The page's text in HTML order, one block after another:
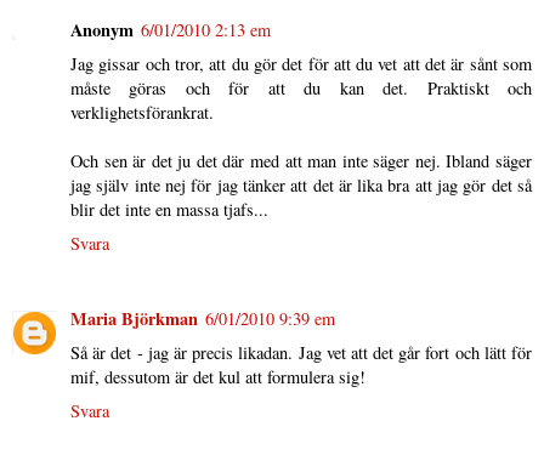
Anonym 6/01/2010 2:13 em
Jag gissar och tror, att du gör det för att du vet att det är sånt som
måste göras och för att du kan det. Praktiskt och
verklighetsförankrat.
Och sen är det ju det där med att man inte säger nej. Ibland säger
jag själv inte nej för jag tänker att det är lika bra att jag gör det så
blir det inte en massa tjafs...
Svara
Maria Björkman 6/01/2010 9:39 em
Så är det - jag är precis likadan. Jag vet att det går fort och lätt för
mif, dessutom är det kul att formulera sig!
Svara